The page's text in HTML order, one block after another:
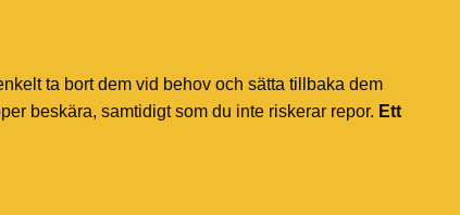
ta bort dem vid behov och sätta tillbaka dem
beskära, samtidigt som du inte riskerar repor. Ett